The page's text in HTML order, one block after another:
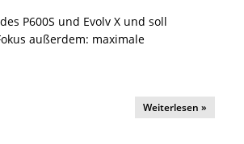
P600S und Evolv X und soll
außerdem: maximale
Weiterlesen »